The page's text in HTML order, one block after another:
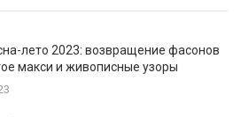
лето 2023: возвращение фасонов
макси и живописные узоры